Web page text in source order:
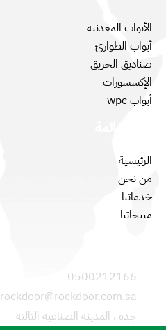
الأبواب المعدنية
أبواب الطوارئ
صناديق الحريق
الإكسسورات
أبواب wpc
الرئيسية
من نحن
خدماتنا
منتجاتنا
0500212166
rockdoor@rockdoor.com.sa
جدة ، المدينه الصناعيه الثالثه